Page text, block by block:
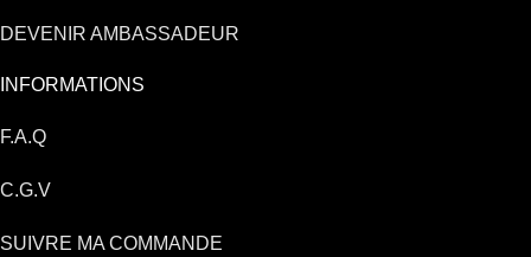
DEVENIR AMBASSADEUR
INFORMATIONS
F.A.Q
C.G.V
SUIVRE MA COMMANDE